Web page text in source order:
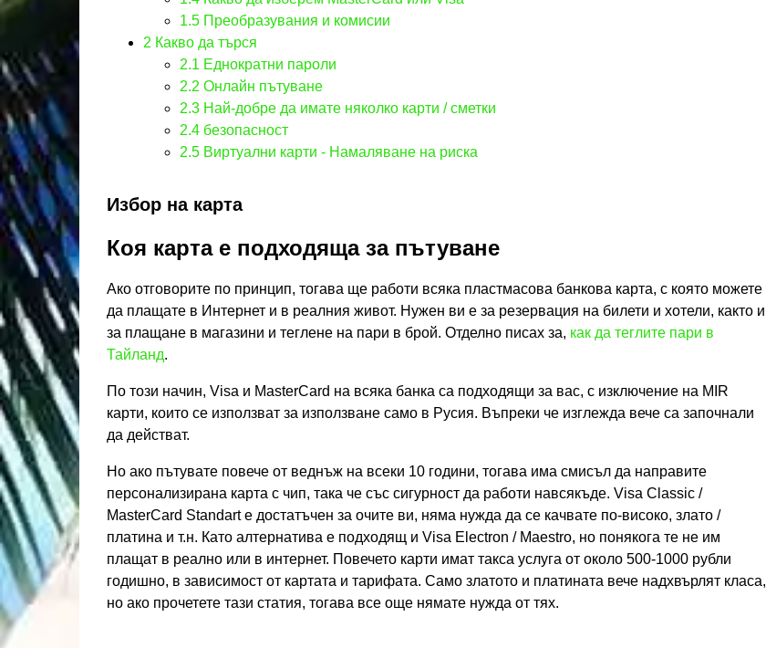
1.5 Преобразувания и комисии
2 Какво да търся
2.1 Еднократни пароли
2.2 Онлайн пътуване
2.3 Най-добре да имате няколко карти / сметки
2.4 безопасност
2.5 Виртуални карти - Намаляване на риска
Избор на карта
Коя карта е подходяща за пътуване
Ако отговорите по принцип, тогава ще работи всяка пластмасова банкова карта, с която можете
да плащате в Интернет и в реалния живот. Нужен ви е за резервация на билети и хотели, както и
за плащане в магазини и теглене на пари в брой. Отделно писах за, как да теглите пари в
Тайланд.
По този начин, Visa и MasterCard на всяка банка са подходящи за вас, с изключение на MIR
карти, които се използват за използване само в Русия. Въпреки че изглежда вече са започнали
да действат.
Но ако пътувате повече от веднъж на всеки 10 години, тогава има смисъл да направите
персонализирана карта с чип, така че със сигурност да работи навсякъде. Visa Classic /
MasterCard Standart е достатъчен за очите ви, няма нужда да се качвате по-високо, злато /
платина и т.н. Като алтернатива е подходящ и Visa Electron / Maestro, но понякога те не им
плащат в реално или в интернет. Повечето карти имат такса услуга от около 500-1000 рубли
годишно, в зависимост от картата и тарифата. Само златото и платината вече надхвърлят класа,
но ако прочетете тази статия, тогава все още нямате нужда от тях.